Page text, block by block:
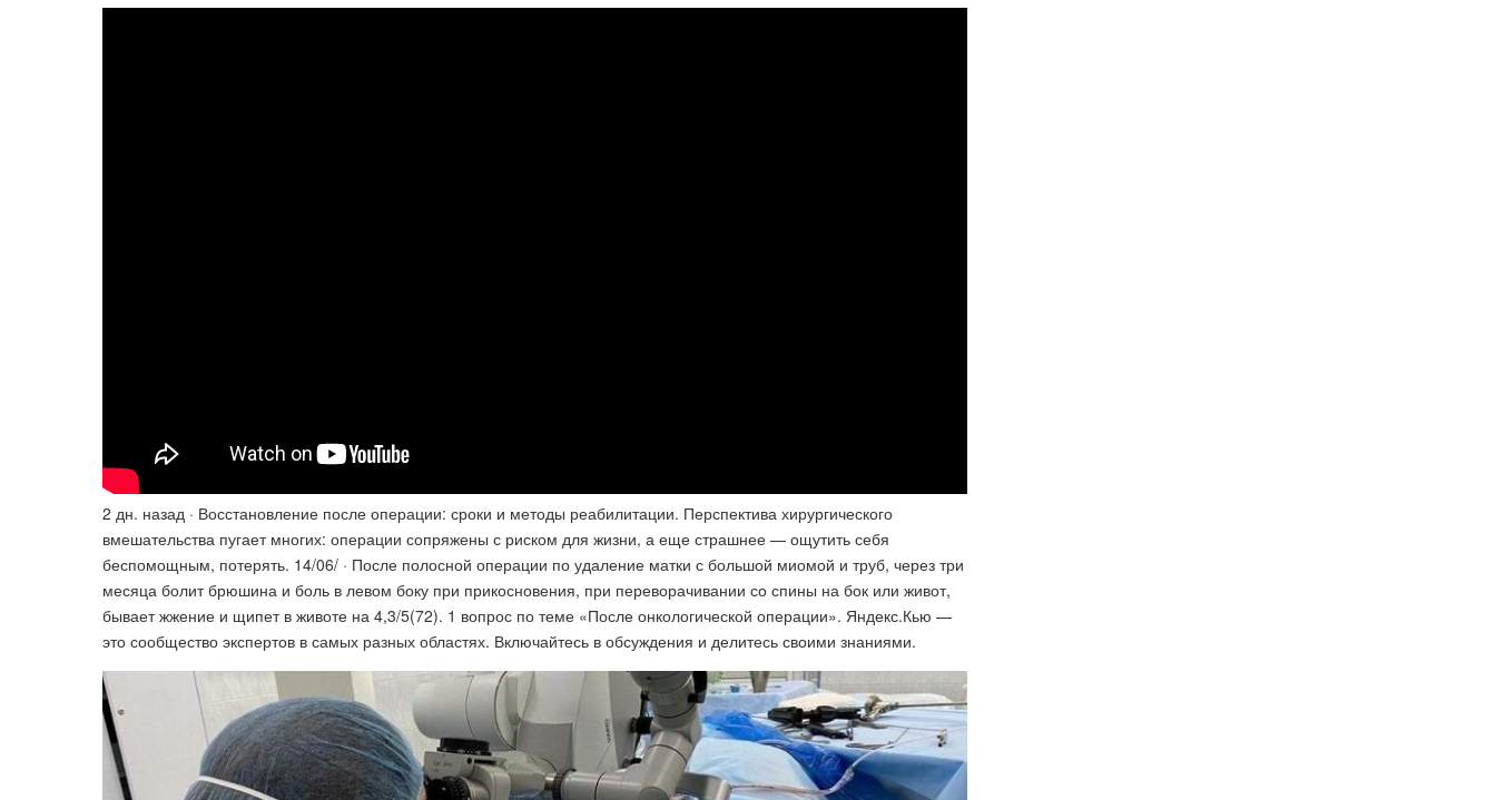
2 дн. назад · Восстановление после операции: сроки и методы реабилитации. Перспектива хирургического
вмешательства пугает многих: операции сопряжены с риском для жизни, а еще страшнее — ощутить себя
беспомощным, потерять. 14/06/ · После полосной операции по удаление матки с большой миомой и труб, через три
месяца болит брюшина и боль в левом боку при прикосновения, при переворачивании со спины на бок или живот,
бывает жжение и щипет в животе на 4,3/5(72). 1 вопрос по теме «После онкологической операции». Яндекс.Кью —
это сообщество экспертов в самых разных областях. Включайтесь в обсуждения и делитесь своими знаниями.